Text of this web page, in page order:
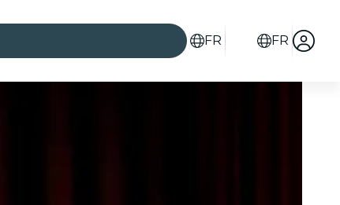
FR FR